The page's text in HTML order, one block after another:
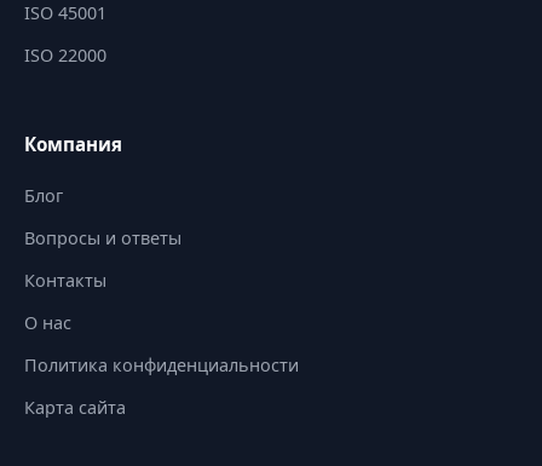
ISO 45001
ISO 22000
Компания
Блог
Вопросы и ответы
Контакты
О нас
Политика конфиденциальности
Карта сайта